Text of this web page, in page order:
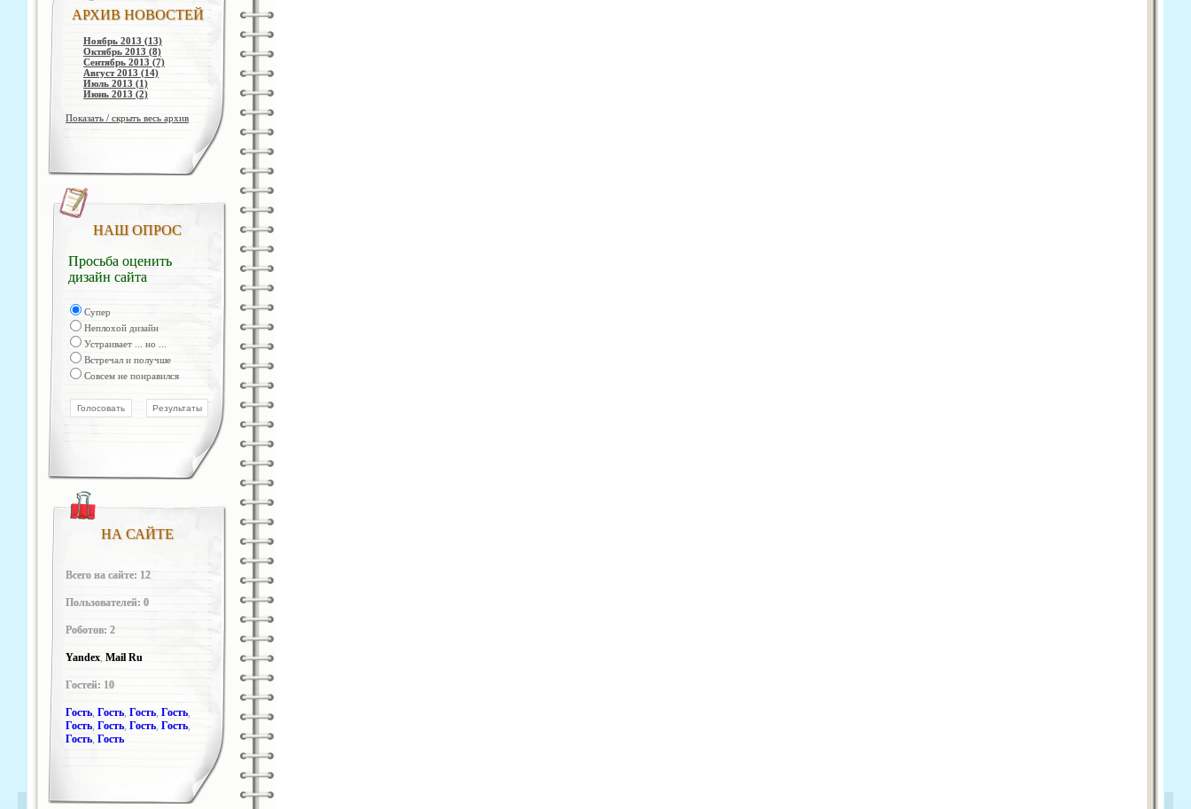
АРХИВ НОВОСТЕЙ
Ноябрь 2013 (13)
Октябрь 2013 (8)
Сентябрь 2013 (7)
Август 2013 (14)
Июль 2013 (1)
Июнь 2013 (2)
Показать / скрыть весь архив
НАШ ОПРОС
Просьба оценить
дизайн сайта
Супер
Неплохой дизайн
Устраивает ... но ...
Встречал и получше
Совсем не понравился
НА САЙТЕ
Всего на сайте: 12
Пользователей: 0
Роботов: 2
Yandex, Mail Ru
Гостей: 10
Гость Гость Гость Гость
Гость Гость Гость Гость
Гость Гость